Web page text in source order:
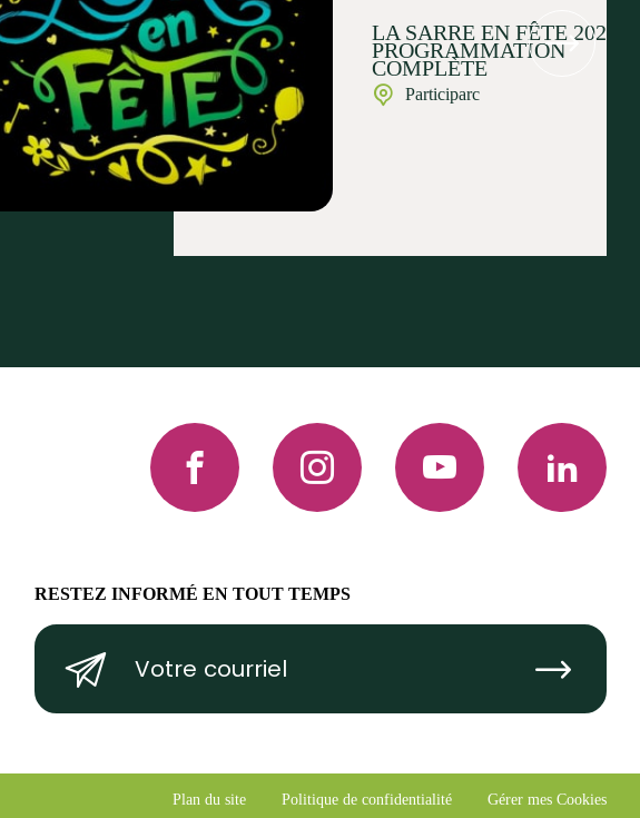
LA SARRE EN FÊTE 2026 :
PROGRAMMATION
COMPLÈTE
Participarc
RESTEZ INFORMÉ EN TOUT TEMPS
Votre
courriel
(Nécessaire)
Submit
FacebookInstagramYouTube LinkedIn
Plan du site Politique de confidentialité Gérer mes Cookies